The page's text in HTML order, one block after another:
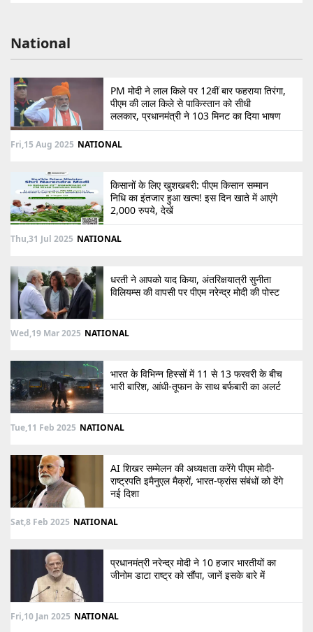
National
PM मोदी ने लाल किले पर 12वीं बार फहराया तिरंगा,
पीएम की लाल किले से पाकिस्तान को सीधी
ललकार, प्रधानमंत्री ने 103 मिनट का दिया भाषण
Fri,15 Aug 2025 NATIONAL
किसानों के लिए खुशखबरी: पीएम किसान सम्मान
निधि का इंतजार हुआ खत्म! इस दिन खाते में आएंगे
2,000 रुपये, देखें
Thu,31 Jul 2025 NATIONAL
धरती ने आपको याद किया, अंतरिक्षयात्री सुनीता
विलियम्स की वापसी पर पीएम नरेन्द्र मोदी की पोस्ट
Wed,19 Mar 2025 NATIONAL
भारत के विभिन्न हिस्सों में 11 से 13 फरवरी के बीच
भारी बारिश, आंधी-तूफान के साथ बर्फबारी का अलर्ट
Tue,11 Feb 2025 NATIONAL
AI शिखर सम्मेलन की अध्यक्षता करेंगे पीएम मोदी-
राष्ट्रपति इमैनुएल मैक्रों, भारत-फ्रांस संबंधों को देंगे
नई दिशा
Sat,8 Feb 2025 NATIONAL
प्रधानमंत्री नरेन्द्र मोदी ने 10 हजार भारतीयों का
जीनोम डाटा राष्ट्र को सौंपा, जानें इसके बारे में
Fri,10 Jan 2025 NATIONAL